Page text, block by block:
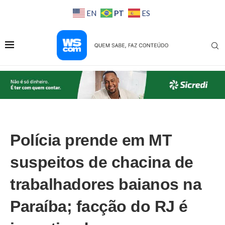
EN PT ES
Polícia prende em MT
suspeitos de chacina de
trabalhadores baianos na
Paraíba; facção do RJ é